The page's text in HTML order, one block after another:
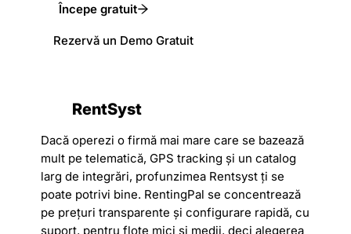
Începe gratuit
Rezervă un Demo Gratuit
RentSyst
Dacă operezi o firmă mai mare care se bazează
mult pe telematică, GPS tracking și un catalog
larg de integrări, profunzimea Rentsyst ți se
poate potrivi bine. RentingPal se concentrează
pe prețuri transparente și configurare rapidă, cu
suport, pentru flote mici și medii, deci alegerea